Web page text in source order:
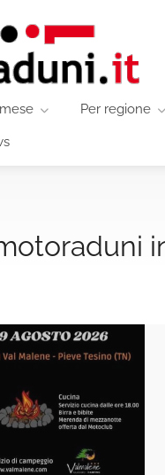
Per regione